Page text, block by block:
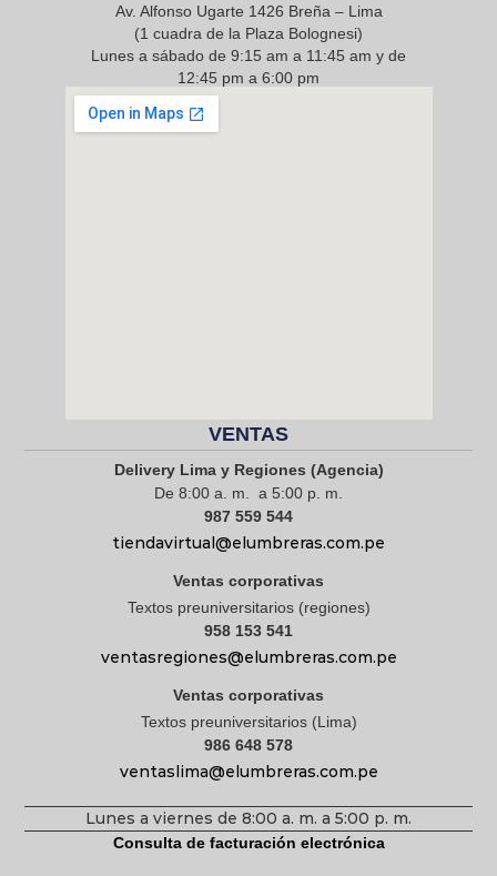
Av. Alfonso Ugarte 1426 Breña – Lima
(1 cuadra de la Plaza Bolognesi)
Lunes a sábado de 9:15 am a 11:45 am y de
12:45 pm a 6:00 pm
968 217 912
VENTAS
Delivery Lima y Regiones (Agencia)
De 8:00 a. m. a 5:00 p. m.
987 559 544
tiendavirtual@elumbreras.com.pe
Ventas corporativas
Textos preuniversitarios (regiones)
958 153 541
ventasregiones@elumbreras.com.pe
Ventas corporativas
Textos preuniversitarios (Lima)
986 648 578
ventaslima@elumbreras.com.pe
Lunes a viernes de 8:00 a. m. a 5:00 p. m.
Consulta de facturación electrónica